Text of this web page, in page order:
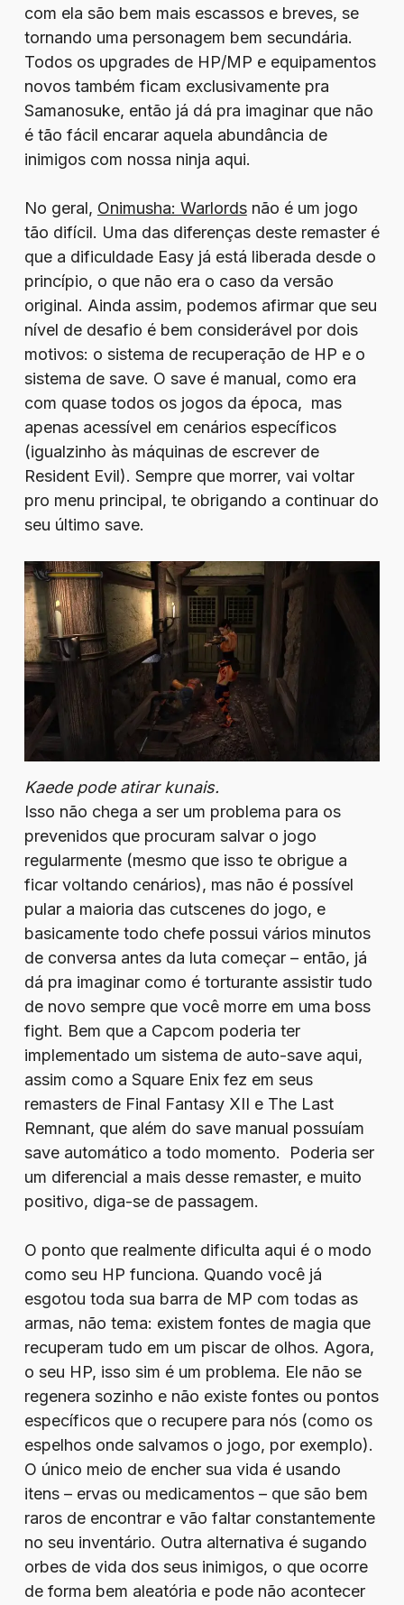
com ela são bem mais escassos e breves, se
tornando uma personagem bem secundária.
Todos os upgrades de HP/MP e equipamentos
novos também ficam exclusivamente pra
Samanosuke, então já dá pra imaginar que não
é tão fácil encarar aquela abundância de
inimigos com nossa ninja aqui.
No geral, Onimusha: Warlordsnão é um jogo
tão difícil. Uma das diferenças deste remaster é
que a dificuldade Easy já está liberada desde o
princípio, o que não era o caso da versão
original. Ainda assim, podemos afirmar que seu
nível de desafio é bem considerável por dois
motivos: o sistema de recuperação de HP e o
sistema de save. O save é manual, como era
com quase todos os jogos da época, mas
apenas acessível em cenários específicos
(igualzinho às máquinas de escrever de
Resident Evil). Sempre que morrer, vai voltar
pro menu principal, te obrigando a continuar do
seu último save.
Kaede pode atirar kunais.
Isso não chega a ser um problema para os
prevenidos que procuram salvar o jogo
regularmente (mesmo que isso te obrigue a
ficar voltando cenários), mas não é possível
pular a maioria das cutscenes do jogo, e
basicamente todo chefe possui vários minutos
de conversa antes da luta começar – então, já
dá pra imaginar como é torturante assistir tudo
de novo sempre que você morre em uma boss
fight. Bem que a Capcom poderia ter
implementado um sistema de auto-save aqui,
assim como a Square Enix fez em seus
remasters de Final Fantasy XII e The Last
Remnant, que além do save manual possuíam
save automático a todo momento. Poderia ser
um diferencial a mais desse remaster, e muito
positivo, diga-se de passagem.
O ponto que realmente dificulta aqui é o modo
como seu HP funciona. Quando você já
esgotou toda sua barra de MP com todas as
armas, não tema: existem fontes de magia que
recuperam tudo em um piscar de olhos. Agora,
o seu HP, isso sim é um problema. Ele não se
regenera sozinho e não existe fontes ou pontos
específicos que o recupere para nós (como os
espelhos onde salvamos o jogo, por exemplo).
O único meio de encher sua vida é usando
itens – ervas ou medicamentos – que são bem
raros de encontrar e vão faltar constantemente
no seu inventário. Outra alternativa é sugando
orbes de vida dos seus inimigos, o que ocorre
de forma bem aleatória e pode não acontecer